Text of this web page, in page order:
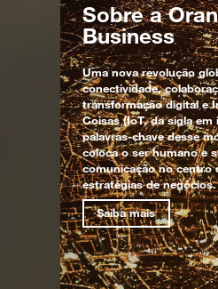
Sobre a
Business
Uma nova revolução
conectividade,
transformação digital e
Coisas (IoT, da sigla em
palavras-chave desse
coloca o ser humano e
comunicação no centro
estratégias de negócios.
Saiba mais